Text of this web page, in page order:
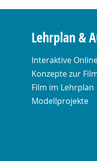
Lehrplan &
Interaktive
Konzepte zur
Film im Lehrplan
Modellprojekte